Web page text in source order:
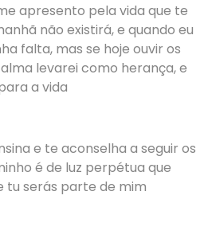
apresento pela vida que te
não existirá, e quando eu
falta, mas se hoje ouvir os
levarei como herança, e
a vida
e te aconselha a seguir os
é de luz perpétua que
tu serás parte de mim